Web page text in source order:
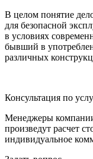
В целом понятие
для безопасной
в условиях
бывший в
различных
Консультация по
Менеджеры
произведут расчет
индивидуальное